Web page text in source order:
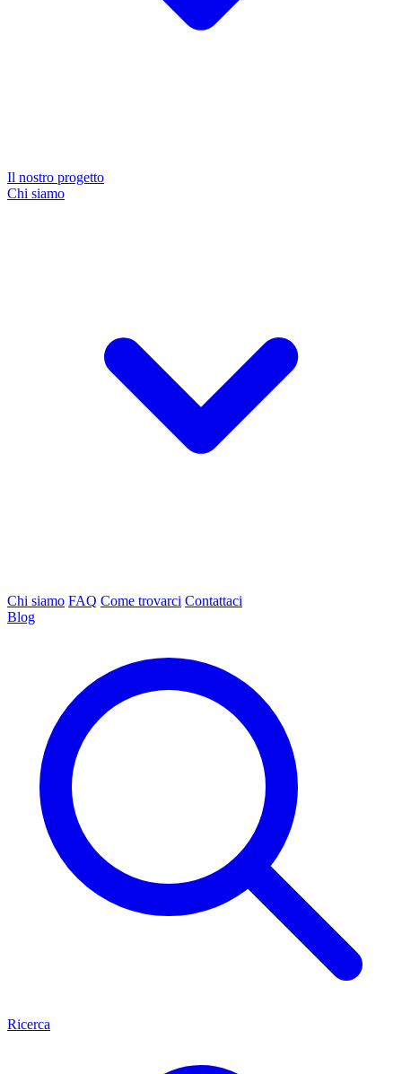
Il nostro progetto
Chi siamo
Chi siamo FAQ Come trovarci Contattaci
Blog
Ricerca